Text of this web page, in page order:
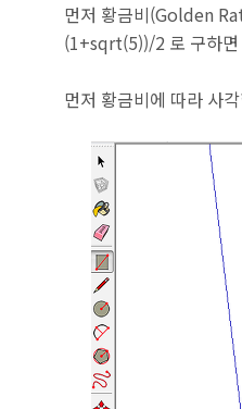
먼저 황금비(Golden
(1+sqrt(5))/2 로 구하면
먼저 황금비에 따라 사